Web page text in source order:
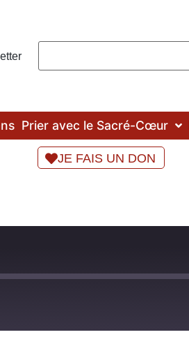
Prier avec le Sacré-Cœur
JE FAIS UN DON